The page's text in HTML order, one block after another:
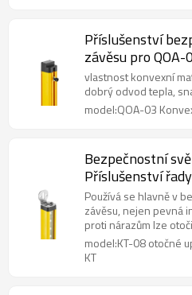
Příslušenství
závěsu pro
vlastnost konvexní
dobrý odvod tepla,
model:QOA-03
Bezpečnostní
Příslušenství
upevňovací
Používá se hlavně v
závěsu, nejen pevná
proti nárazům lze
model:KT-08 otočné
KT